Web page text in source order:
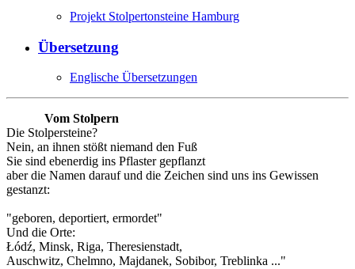
Projekt Stolpertonsteine Hamburg
Übersetzung
Englische Übersetzungen
Vom Stolpern
Die Stolpersteine?
Nein, an ihnen stößt niemand den Fuß
Sie sind ebenerdig ins Pflaster gepflanzt
aber die Namen darauf und die Zeichen sind uns ins Gewissen
gestanzt:
"geboren, deportiert, ermordet"
Und die Orte:
Łódź, Minsk, Riga, Theresienstadt,
Auschwitz, Chelmno, Majdanek, Sobibor, Treblinka ..."